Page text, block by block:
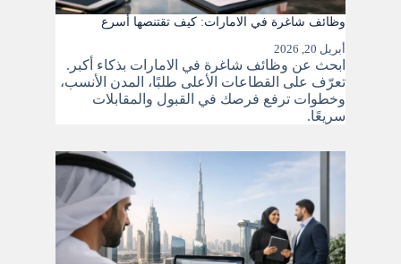
وظائف شاغرة في الامارات: كيف تقتنصها أسرع
أبريل 20, 2026
ابحث عن وظائف شاغرة في الامارات بذكاء أكبر.
تعرّف على القطاعات الأعلى طلبًا، المدن الأنسب،
وخطوات ترفع فرصك في القبول والمقابلات
سريعًا.